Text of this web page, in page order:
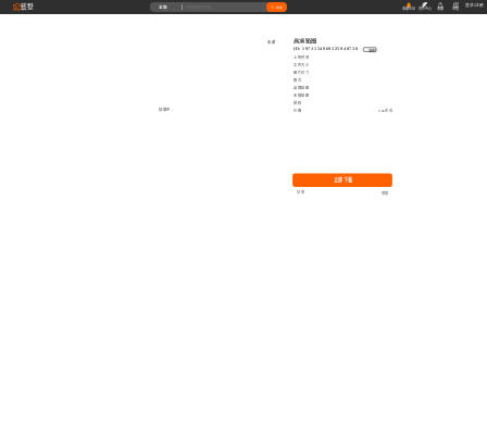
藝墅 全部 搜索 收藏本站 创作中心 收藏 充值
登录 |注册
加载中...
收藏 高清贴图
ID: 1973154969325940738 复制
上传时间
文件大小
图片尺寸
格式
品牌贴图
无缝贴图
授权
价格 0.00艺币
立即下载
分享 举报